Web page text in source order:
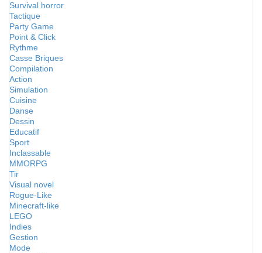
Survival horror
Tactique
Party Game
Point & Click
Rythme
Casse Briques
Compilation
Action
Simulation
Cuisine
Danse
Dessin
Educatif
Sport
Inclassable
MMORPG
Tir
Visual novel
Rogue-Like
Minecraft-like
LEGO
Indies
Gestion
Mode